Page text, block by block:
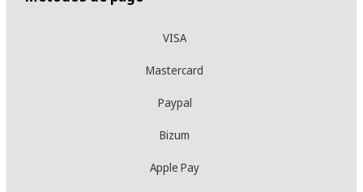
VISA
Mastercard
Paypal
Bizum
Apple Pay